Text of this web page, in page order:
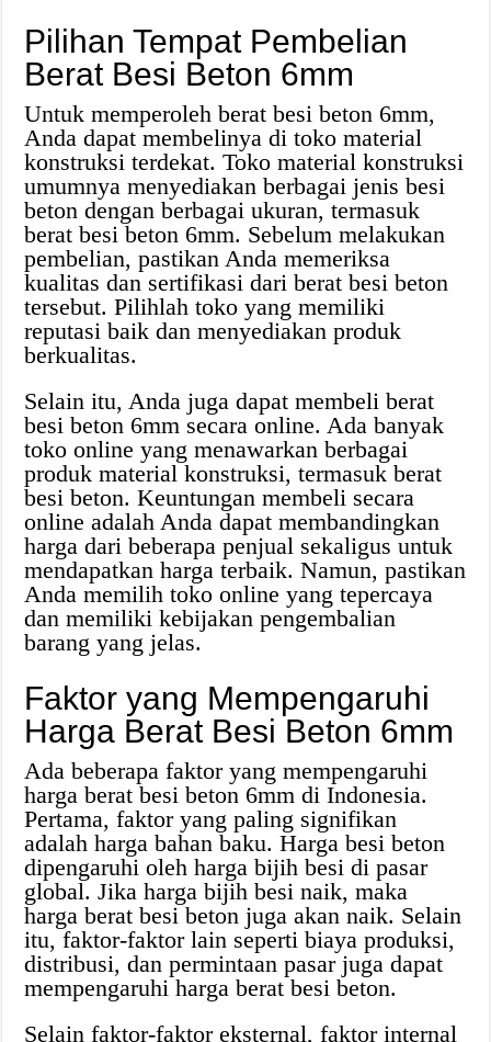
Pilihan Tempat Pembelian
Berat Besi Beton 6mm
Untuk memperoleh berat besi beton 6mm,
Anda dapat membelinya di toko material
konstruksi terdekat. Toko material konstruksi
umumnya menyediakan berbagai jenis besi
beton dengan berbagai ukuran, termasuk
berat besi beton 6mm. Sebelum melakukan
pembelian, pastikan Anda memeriksa
kualitas dan sertifikasi dari berat besi beton
tersebut. Pilihlah toko yang memiliki
reputasi baik dan menyediakan produk
berkualitas.
Selain itu, Anda juga dapat membeli berat
besi beton 6mm secara online. Ada banyak
toko online yang menawarkan berbagai
produk material konstruksi, termasuk berat
besi beton. Keuntungan membeli secara
online adalah Anda dapat membandingkan
harga dari beberapa penjual sekaligus untuk
mendapatkan harga terbaik. Namun, pastikan
Anda memilih toko online yang tepercaya
dan memiliki kebijakan pengembalian
barang yang jelas.
Faktor yang Mempengaruhi
Harga Berat Besi Beton 6mm
Ada beberapa faktor yang mempengaruhi
harga berat besi beton 6mm di Indonesia.
Pertama, faktor yang paling signifikan
adalah harga bahan baku. Harga besi beton
dipengaruhi oleh harga bijih besi di pasar
global. Jika harga bijih besi naik, maka
harga berat besi beton juga akan naik. Selain
itu, faktor-faktor lain seperti biaya produksi,
distribusi, dan permintaan pasar juga dapat
mempengaruhi harga berat besi beton.
Selain faktor-faktor eksternal, faktor internal